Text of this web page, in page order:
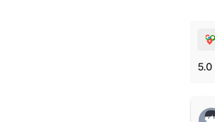
5.0